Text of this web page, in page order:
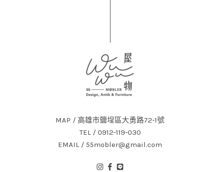
MAP / 高雄市鹽埕區大勇路72-1號
TEL / 0912-119-030
EMAIL / 55mobler@gmail.com